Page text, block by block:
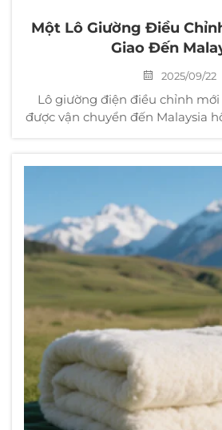
Một Lô Giường Điều
Giao Đến
2025/09/22
Lô giường điện điều chỉnh mới
được vận chuyển đến Malaysia
áp dụng công nghệ mới nhất,